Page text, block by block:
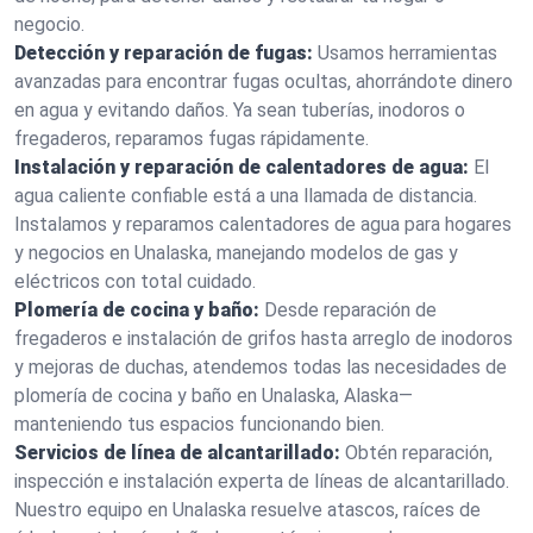
negocio.
Detección y reparación de fugas: Usamos herramientas
avanzadas para encontrar fugas ocultas, ahorrándote dinero
en agua y evitando daños. Ya sean tuberías, inodoros o
fregaderos, reparamos fugas rápidamente.
Instalación y reparación de calentadores de agua: El
agua caliente confiable está a una llamada de distancia.
Instalamos y reparamos calentadores de agua para hogares
y negocios en Unalaska, manejando modelos de gas y
eléctricos con total cuidado.
Plomería de cocina y baño: Desde reparación de
fregaderos e instalación de grifos hasta arreglo de inodoros
y mejoras de duchas, atendemos todas las necesidades de
plomería de cocina y baño en Unalaska, Alaska—
manteniendo tus espacios funcionando bien.
Servicios de línea de alcantarillado: Obtén reparación,
inspección e instalación experta de líneas de alcantarillado.
Nuestro equipo en Unalaska resuelve atascos, raíces de